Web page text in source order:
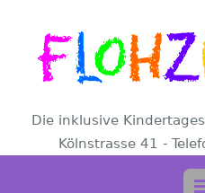
Die inklusive
Kölnstrasse 41 -